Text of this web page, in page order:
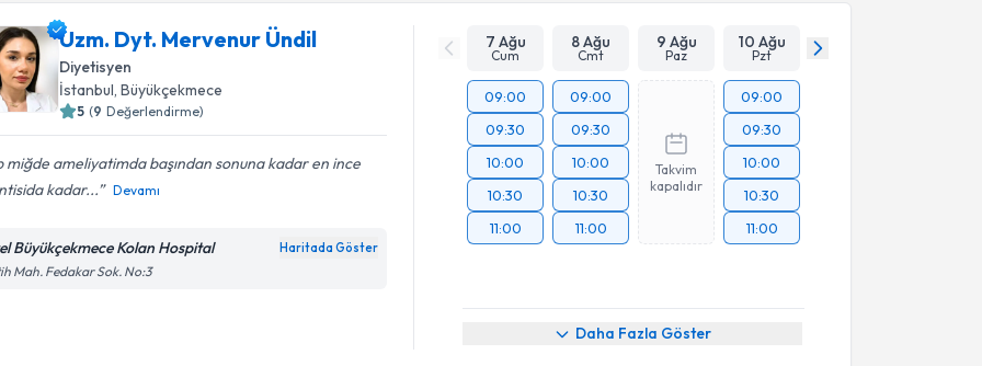
Uzm. Dyt. Mervenur Ündil
Diyetisyen
İstanbul, Büyükçekmece
5 (9 Değerlendirme)
miğde ameliyatimda başından sonuna kadar en ince
kadar...
Devamı
Büyükçekmece Kolan Hospital Haritada Göster
Mah. Fedakar Sok. No:3
7 Ağu
Cum
8 Ağu
Cmt
9 Ağu
Paz
10 Ağu
Pzt
09:00
09:30
10:00
10:30
11:00
09:00
09:30
10:00
10:30
11:00
Takvim
kapalıdır
09:00
09:30
10:00
10:30
11:00
Daha Fazla Göster